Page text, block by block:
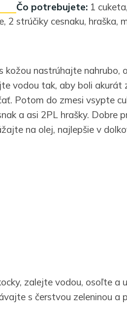
Čo potrebujete: 1
2 strúčiky cesnaku, hraška,
kožou nastrúhajte nahrubo,
vodou tak, aby boli akurát
Potom do zmesi vsypte
a asi 2PL hrašky. Dobre
na olej, najlepšie v
zalejte vodou, osoľte a
s čerstvou zeleninou a